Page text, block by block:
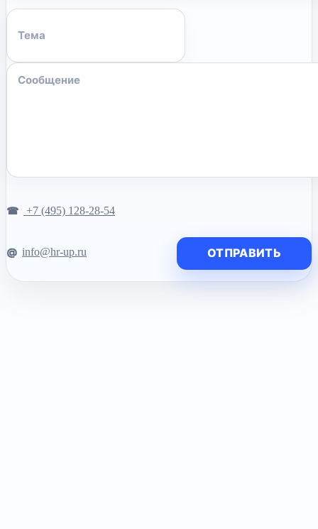
+7 (495) 128-28-54
info@hr-up.ru ОТПРАВИТЬ